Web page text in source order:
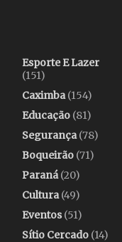
Esporte E Lazer
(151)
Caximba(154)
Educação (81)
Segurança(78)
Boqueirão (71)
Paraná(20)
Cultura(49)
Eventos(51)
Sítio Cercado (14)